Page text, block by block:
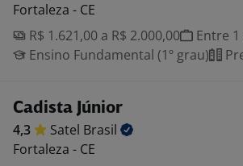
Fortaleza - CE
R$ 1.621,00 a R$ 2.000,00
Entre 1
Ensino Fundamental (1º grau)
Cadista Júnior
4,3 Satel Brasil
Fortaleza - CE